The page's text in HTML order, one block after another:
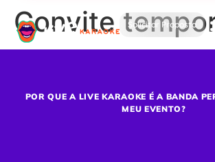
Solicitar Proposta
Convite
POR QUE A LIVE KARAOKE É A BANDA
MEU EVENTO?